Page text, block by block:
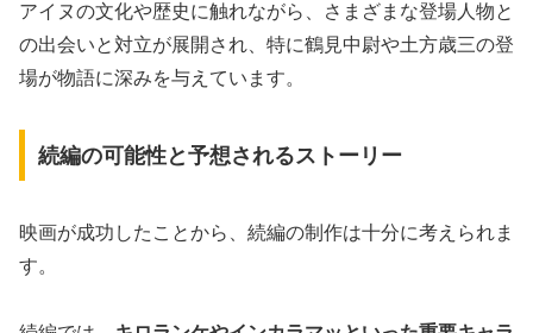
アイヌの文化や歴史に触れながら、さまざまな登場人物と
の出会いと対立が展開され、特に鶴見中尉や土方歳三の登
場が物語に深みを与えています。
続編の可能性と予想されるストーリー
映画が成功したことから、続編の制作は十分に考えられま
す。